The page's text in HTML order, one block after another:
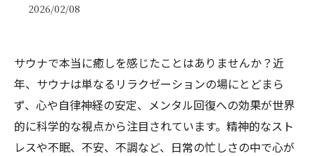
2026/02/08
サウナで本当に癒しを感じたことはありませんか？近
年、サウナは単なるリラクゼーションの場にとどまら
ず、心や自律神経の安定、メンタル回復への効果が世界
的に科学的な視点から注目されています。精神的なスト
レスや不眠、不安、不調など、日常の忙しさの中で心が